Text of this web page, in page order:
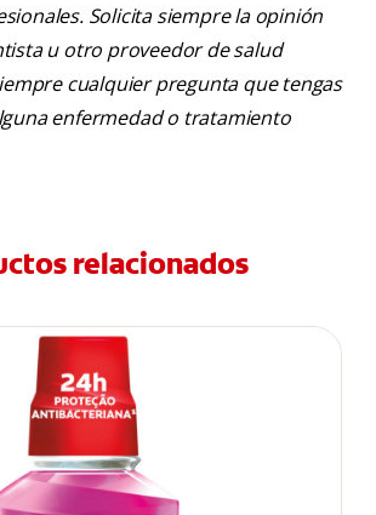
Solicita siempre la opinión
u otro proveedor de salud
cualquier pregunta que tengas
enfermedad o tratamiento
relacionados